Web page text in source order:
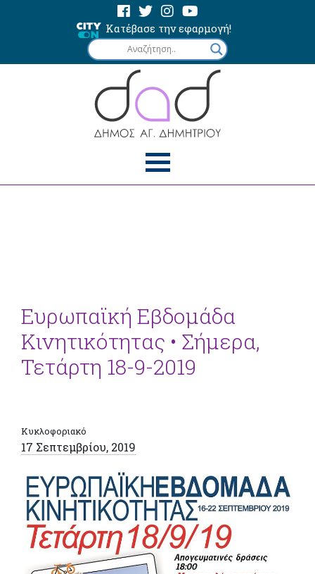
Κατέβασε την εφαρμογή!
Ευρωπαϊκή Εβδομάδα
Κινητικότητας • Σήμερα,
Τετάρτη 18-9-2019
Κυκλοφοριακό
17 Σεπτεμβρίου, 2019